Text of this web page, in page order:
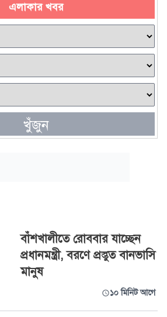
এলাকার খবর
খুঁজুন
বাঁশখালীতে রোববার যাচ্ছেন
প্রধানমন্ত্রী, বরণে প্রস্তুত বানভাসি
মানুষ
১০ মিনিট আগে